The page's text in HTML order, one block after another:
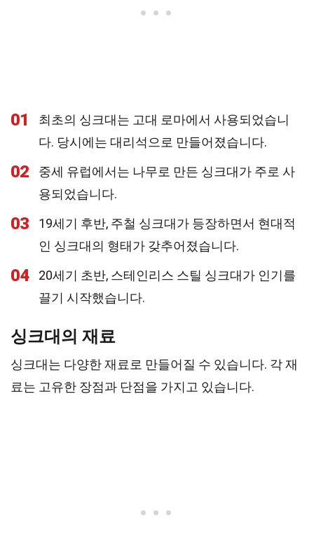
01
최초의 싱크대는 고대 로마에서 사용되었습니
다. 당시에는 대리석으로 만들어졌습니다.
02
중세 유럽에서는 나무로 만든 싱크대가 주로 사
용되었습니다.
03
19세기 후반, 주철 싱크대가 등장하면서 현대적
인 싱크대의 형태가 갖추어졌습니다.
04
20세기 초반, 스테인리스 스틸 싱크대가 인기를
끌기 시작했습니다.
싱크대의 재료
싱크대는 다양한 재료로 만들어질 수 있습니다. 각 재
료는 고유한 장점과 단점을 가지고 있습니다.